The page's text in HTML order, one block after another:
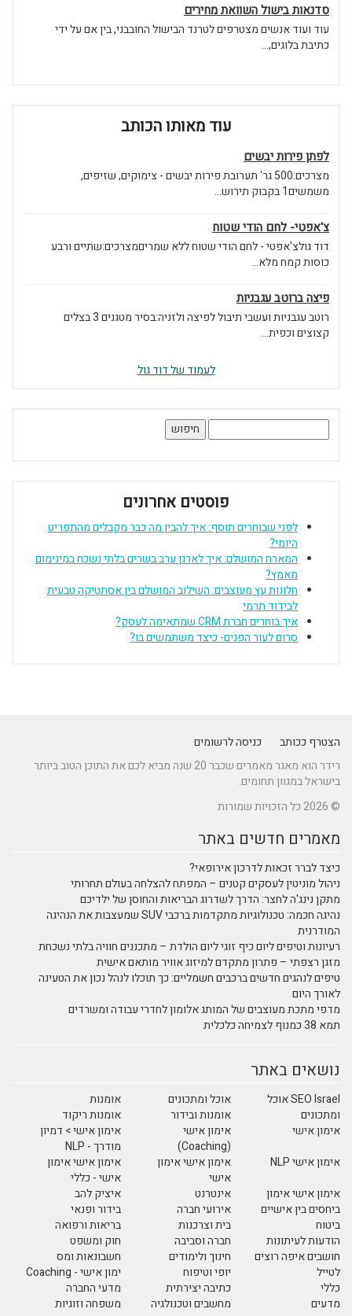
סדנאות בישול השוואת מחירים
עוד ועוד אנשים מצטרפים לטרנד הבישול החובבני, בין אם על ידי
כתיבת בלוגים,...
עוד מאותו הכותב
לפתן פירות יבשים
מצרכים:500 גר' תערובת פירות יבשים - צימוקים, שזיפים,
משמשים1 בקבוק תירוש...
צ'אפטי- לחם הודי שטוח
דוד גולצ'אפטי - לחם הודי שטוח ללא שמריםמצרכים:שתיים ורבע
כוסות קמח מלא...
פיצה ברוטב עגבניות
רוטב עגבניות ועשבי תיבול לפיצה ולזניה:בסיר מטגנים 3 בצלים
קצוצים וכפית...
לעמוד של דוד גול
פוסטים אחרונים
לפני שבוחרים תוסף: איך להבין מה כבר מקבלים מהתפריט
היומי?
המארח המושלם: איך לארגן ערב בשרים בלתי נשכח במינימום
מאמץ?
חלונות עץ מעוצבים: השילוב המושלם בין אסתטיקה טבעית
לבידוד תרמי
איך בוחרים חברת CRM שמתאימה לעסק?
סרום לעור הפנים- כיצד משתמשים בו?
הצטרף ככותב
כניסה לרשומים
רידר הוא מאגר מאמרים שכבר 20 שנה מביא לכם את התוכן הטוב ביותר
בישראל במגוון תחומים.
© 2026 כל הזכויות שמורות
מאמרים חדשים באתר
כיצד לברר זכאות לדרכון אירופאי?
ניהול מוניטין לעסקים קטנים – המפתח להצלחה בעולם תחרותי
מתקן נינג'ה לחצר: הדרך לשדרוג הבריאות והחוסן של ילדיכם
נהיגה חכמה: טכנולוגיות מתקדמות ברכבי SUV שמעצבות את הנהיגה
המודרנית
רעיונות וטיפים ליום כיף זוגי ליום הולדת – מתכננים חוויה בלתי נשכחת
מזגן רצפתי – פתרון מתקדם למיזוג אוויר מותאם אישית
טיפים לנהגים חדשים ברכבים חשמליים: כך תוכלו לנהל נכון את הטעינה
לאורך היום
מדפי מתכת מעוצבים של המותג אלומון לחדרי עבודה ומשרדים
תמא 38 כמנוף לצמיחה כלכלית
נושאים באתר
SEO Israel אוכל
ומתכונים
אוכל ומתכונים
אומנות
אומנות ובידור
אומנות ריקוד
אימון אישי
אימון אישי
(Coaching)
אימון אישי > דמיון
מודרך - NLP
אימון אישי NLP
אימון אישי אימון
אישי
אימון אישי אימון
אישי - כללי
אימון אישי אימון
ביחסים בין אישיים
אינטרנט
איציק להב
אירועי חברה
בידור ופנאי
ביטוח
בית וצרכנות
בריאות ורפואה
הודעות לעיתונות
חברה וסביבה
חוק ומשפט
חושבים איפה רוצים
לטייל
חינוך ולימודים
חשבונאות ומס
יופי וטיפוח
ימון אישי - Coaching
כללי
כתיבה יצירתית
מדעי החברה
מדעים
מחשבים וטכנולגיה
משפחה וזוגיות